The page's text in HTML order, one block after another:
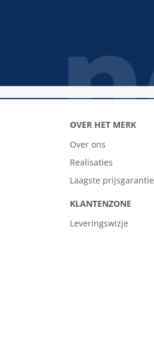
OVER HET MERK
Over ons
Realisaties
Laagste prijsgarantie
KLANTENZONE
Leveringswizje